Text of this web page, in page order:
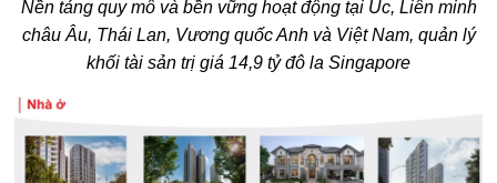
châu Âu, Thái Lan, Vương quốc Anh và Việt Nam, quản lý
khối tài sản trị giá 14,9 tỷ đô la Singapore